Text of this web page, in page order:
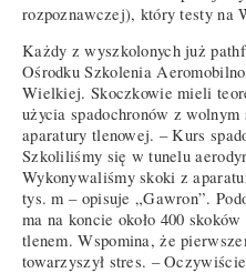
rozpoznawczej), który testy na
Każdy z wyszkolonych już
Ośrodku Szkolenia
Wielkiej. Skoczkowie mieli
użycia spadochronów z
aparatury tlenowej. – Kurs
Szkoliliśmy się w tunelu
Wykonywaliśmy skoki z
tys. m – opisuje „Gawron”.
ma na koncie około 400
tlenem. Wspomina, że
towarzyszył stres. –